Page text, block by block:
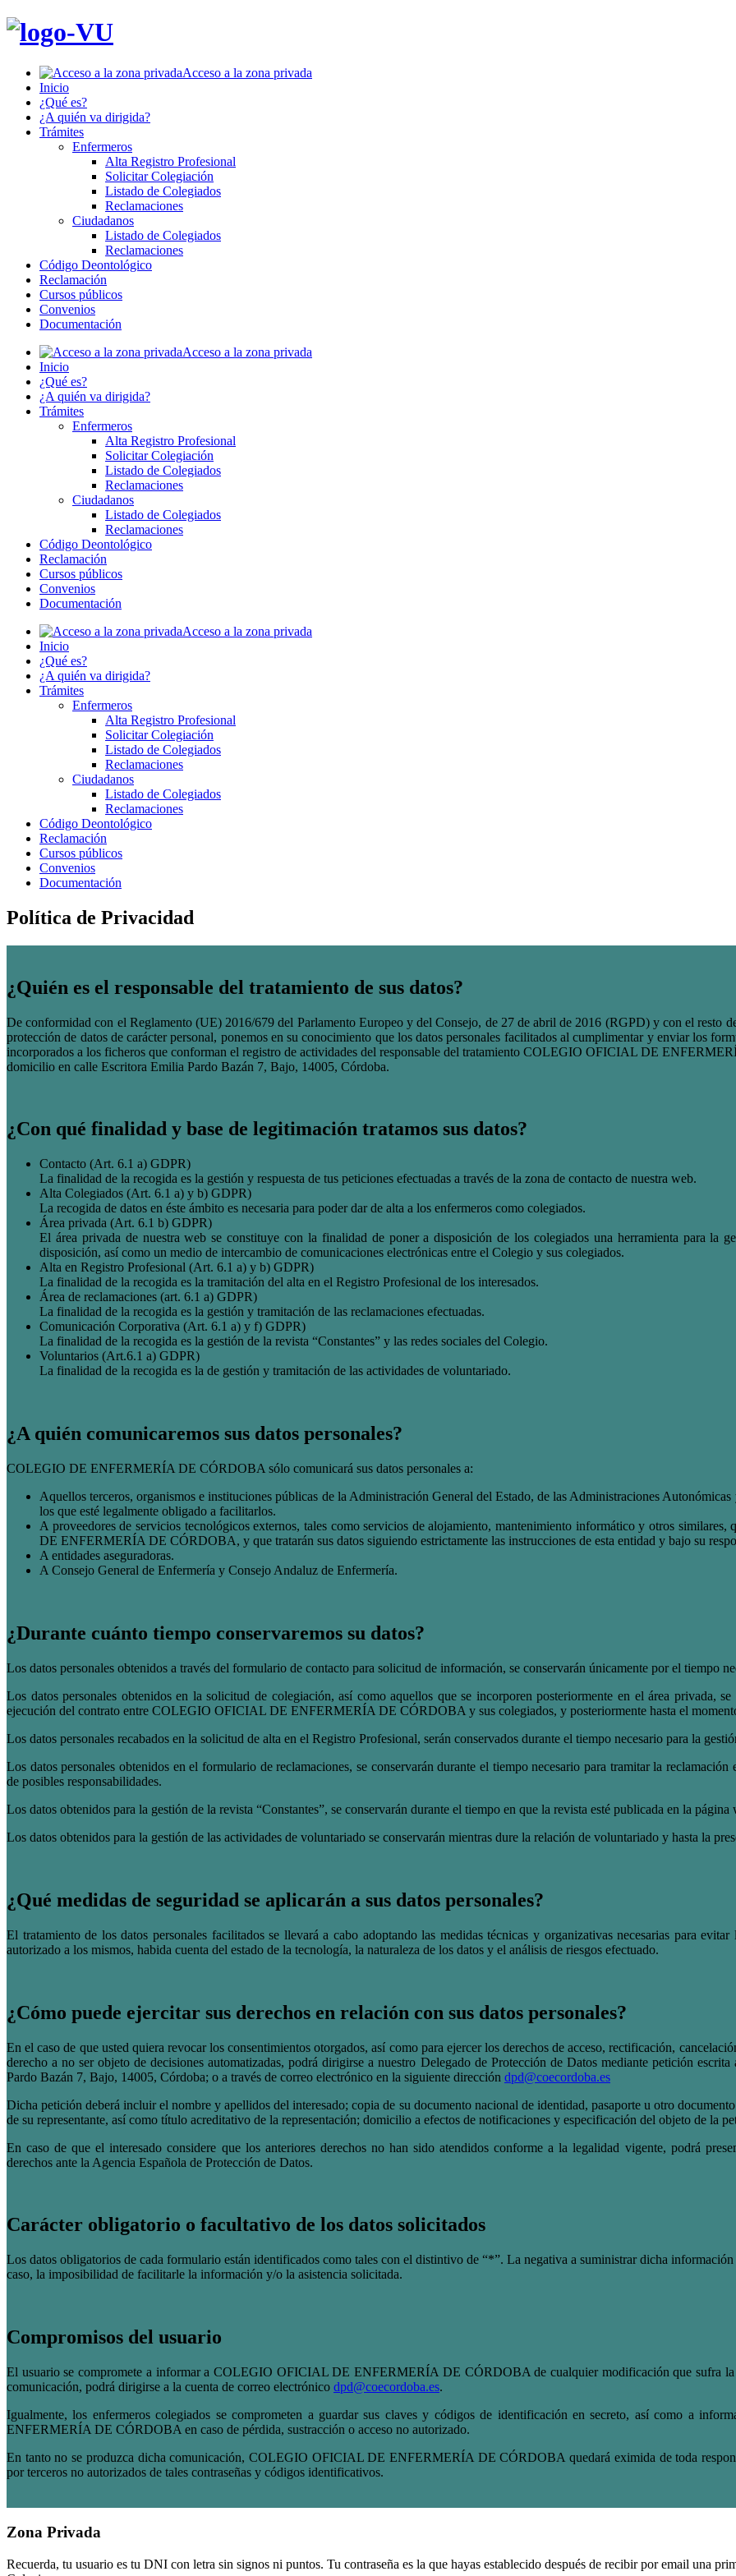
Acceso a la zona privada
Inicio
¿Qué es?
¿A quién va dirigida?
Trámites
Enfermeros
Alta Registro Profesional
Solicitar Colegiación
Listado de Colegiados
Reclamaciones
Ciudadanos
Listado de Colegiados
Reclamaciones
Código Deontológico
Reclamación
Cursos públicos
Convenios
Documentación
Acceso a la zona privada
Inicio
¿Qué es?
¿A quién va dirigida?
Trámites
Enfermeros
Alta Registro Profesional
Solicitar Colegiación
Listado de Colegiados
Reclamaciones
Ciudadanos
Listado de Colegiados
Reclamaciones
Código Deontológico
Reclamación
Cursos públicos
Convenios
Documentación
Acceso a la zona privada
Inicio
¿Qué es?
¿A quién va dirigida?
Trámites
Enfermeros
Alta Registro Profesional
Solicitar Colegiación
Listado de Colegiados
Reclamaciones
Ciudadanos
Listado de Colegiados
Reclamaciones
Código Deontológico
Reclamación
Cursos públicos
Convenios
Documentación
Política de Privacidad
¿Quién es el responsable del tratamiento de sus datos?
De conformidad con el Reglamento (UE) 2016/679 del Parlamento Europeo y del Consejo, de 27 de abril de 2016 (RGPD) y con el resto
protección de datos de carácter personal, ponemos en su conocimiento que los datos personales facilitados al cumplimentar y enviar los
incorporados a los ficheros que conforman el registro de actividades del responsable del tratamiento COLEGIO OFICIAL DE
domicilio en calle Escritora Emilia Pardo Bazán 7, Bajo, 14005, Córdoba.
¿Con qué finalidad y base de legitimación tratamos sus datos?
Contacto (Art. 6.1 a) GDPR)
La finalidad de la recogida es la gestión y respuesta de tus peticiones efectuadas a través de la zona de contacto de nuestra web.
Alta Colegiados (Art. 6.1 a) y b) GDPR)
La recogida de datos en éste ámbito es necesaria para poder dar de alta a los enfermeros como colegiados.
Área privada (Art. 6.1 b) GDPR)
El área privada de nuestra web se constituye con la finalidad de poner a disposición de los colegiados una herramienta para la
disposición, así como un medio de intercambio de comunicaciones electrónicas entre el Colegio y sus colegiados.
Alta en Registro Profesional (Art. 6.1 a) y b) GDPR)
La finalidad de la recogida es la tramitación del alta en el Registro Profesional de los interesados.
Área de reclamaciones (art. 6.1 a) GDPR)
La finalidad de la recogida es la gestión y tramitación de las reclamaciones efectuadas.
Comunicación Corporativa (Art. 6.1 a) y f) GDPR)
La finalidad de la recogida es la gestión de la revista “Constantes” y las redes sociales del Colegio.
Voluntarios (Art.6.1 a) GDPR)
La finalidad de la recogida es la de gestión y tramitación de las actividades de voluntariado.
¿A quién comunicaremos sus datos personales?
COLEGIO DE ENFERMERÍA DE CÓRDOBA sólo comunicará sus datos personales a:
Aquellos terceros, organismos e instituciones públicas de la Administración General del Estado, de las Administraciones
los que esté legalmente obligado a facilitarlos.
A proveedores de servicios tecnológicos externos, tales como servicios de alojamiento, mantenimiento informático y otros
DE ENFERMERÍA DE CÓRDOBA, y que tratarán sus datos siguiendo estrictamente las instrucciones de esta entidad y bajo su
A entidades aseguradoras.
A Consejo General de Enfermería y Consejo Andaluz de Enfermería.
¿Durante cuánto tiempo conservaremos su datos?
Los datos personales obtenidos a través del formulario de contacto para solicitud de información, se conservarán únicamente por el tiempo
Los datos personales obtenidos en la solicitud de colegiación, así como aquellos que se incorporen posteriormente en el área privada,
ejecución del contrato entre COLEGIO OFICIAL DE ENFERMERÍA DE CÓRDOBA y sus colegiados, y posteriormente hasta el
Los datos personales recabados en la solicitud de alta en el Registro Profesional, serán conservados durante el tiempo necesario para la
Los datos personales obtenidos en el formulario de reclamaciones, se conservarán durante el tiempo necesario para tramitar la reclamación
de posibles responsabilidades.
Los datos obtenidos para la gestión de la revista “Constantes”, se conservarán durante el tiempo en que la revista esté publicada en la página
Los datos obtenidos para la gestión de las actividades de voluntariado se conservarán mientras dure la relación de voluntariado y hasta la
¿Qué medidas de seguridad se aplicarán a sus datos personales?
El tratamiento de los datos personales facilitados se llevará a cabo adoptando las medidas técnicas y organizativas necesarias para
autorizado a los mismos, habida cuenta del estado de la tecnología, la naturaleza de los datos y el análisis de riesgos efectuado.
¿Cómo puede ejercitar sus derechos en relación con sus datos personales?
En el caso de que usted quiera revocar los consentimientos otorgados, así como para ejercer los derechos de acceso, rectificación,
derecho a no ser objeto de decisiones automatizadas, podrá dirigirse a nuestro Delegado de Protección de Datos mediante petición
Pardo Bazán 7, Bajo, 14005, Córdoba; o a través de correo electrónico en la siguiente dirección dpd@coecordoba.es
Dicha petición deberá incluir el nombre y apellidos del interesado; copia de su documento nacional de identidad, pasaporte u otro
de su representante, así como título acreditativo de la representación; domicilio a efectos de notificaciones y especificación del objeto de la
En caso de que el interesado considere que los anteriores derechos no han sido atendidos conforme a la legalidad vigente, podrá
derechos ante la Agencia Española de Protección de Datos.
Carácter obligatorio o facultativo de los datos solicitados
Los datos obligatorios de cada formulario están identificados como tales con el distintivo de “*”. La negativa a suministrar dicha
caso, la imposibilidad de facilitarle la información y/o la asistencia solicitada.
Compromisos del usuario
El usuario se compromete a informar a COLEGIO OFICIAL DE ENFERMERÍA DE CÓRDOBA de cualquier modificación que sufra la
comunicación, podrá dirigirse a la cuenta de correo electrónico dpd@coecordoba.es.
Igualmente, los enfermeros colegiados se comprometen a guardar sus claves y códigos de identificación en secreto, así como a
ENFERMERÍA DE CÓRDOBA en caso de pérdida, sustracción o acceso no autorizado.
En tanto no se produzca dicha comunicación, COLEGIO OFICIAL DE ENFERMERÍA DE CÓRDOBA quedará eximida de toda
por terceros no autorizados de tales contraseñas y códigos identificativos.
Zona Privada
Recuerda, tu usuario es tu DNI con letra sin signos ni puntos. Tu contraseña es la que hayas establecido después de recibir por email una